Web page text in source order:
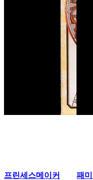
프린세스메이커
패